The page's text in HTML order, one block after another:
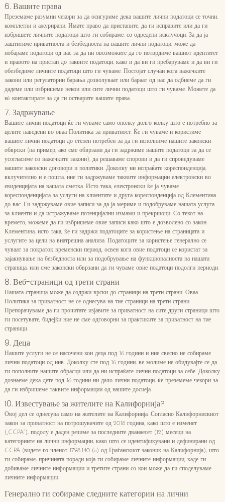
6. Вашите права
Преземаме разумни чекори за да осигуриме дека вашите лични податоци се точни,
комплетни и ажурирани. Имате право да пристапите, да ги исправите или да ги
избришете личните податоци што ги собираме, со одредени исклучоци. За да ја
заштитиме приватноста и безбедноста на вашите лични податоци, може да
побараме податоци од вас за да ни овозможите да го потврдиме вашиот идентитет
и правото на пристап до таквите податоци, како и да ви ги пребаруваме и да ви ги
обезбедиме личните податоци што ги чуваме. Постојат случаи кога важечките
закони или регулаторни барања дозволуваат или бараат од нас да одбиеме да ги
дадеме или избришеме некои или сите лични податоци што ги чуваме. Можете да
нè контактирате за да ги остварите вашите права.
7. Задржување
Вашите лични податоци ќе ги чуваме само онолку долго колку што е потребно за
целите наведени во оваа Политика за приватност. Ќе ги чуваме и користиме
вашите лични податоци до степен потребен за да ги исполниме нашите законски
обврски (на пример, ако сме обврзани да ги задржиме вашите податоци за да се
усогласиме со важечките закони), да решаваме спорови и да ги спроведуваме
нашите законски договори и политики. Доколку ни испраќате кореспонденција,
вклучително и е-пошта, ние ги задржуваме таквите информации електронски во
евиденцијата на вашата сметка. Исто така, електронски ќе ја чуваме
кореспонденцијата за услуги на клиентите и друга кореспонденција од Клементина
до вас. Ги задржуваме овие записи за да ја мериме и подобруваме нашата услуга
за клиенти и да истражуваме потенцијални измами и прекршоци. Со текот на
времето, можеме да ги избришеме овие записи како што е дозволено со закон.
Клементина, исто така, ќе ги задржи податоците за користење на страницата и
услугите за цели на внатрешна анализа. Податоците за користење генерално се
чуваат за пократок временски период, освен кога овие податоци се користат за
зајакнување на безбедноста или за подобрување на функционалноста на нашата
страница, или сме законски обврзани да ги чуваме овие податоци подолги периоди.
8. Веб-страници од трети страни
Нашата страница може да содржи врски до страници на трети страни. Оваа
Политика за приватност не се однесува на тие страници на трети страни.
Препорачуваме да ги прочитате изјавите за приватност на сите други страници што
ги посетувате, бидејќи ние не сме одговорни за практиките за приватност на тие
страници.
9. Деца
Нашите услуги не се насочени кон деца под 16 години и ние свесно не собираме
лични податоци од нив. Доколку сте под 16 години, ве молиме не обидувајте се да
ги пополните нашите обрасци или да ни испраќате лични податоци за себе. Доколку
дознаеме дека дете под 16 години ни дало лични податоци, ќе преземеме чекори за
да ги избришеме таквите информации од нашите досиеја.
10. Известување за жителите на Калифорнија?
Овој дел се однесува само на жителите на Калифорнија. Согласно Калифорнискиот
закон за приватност на потрошувачите од 2018 година, како што е изменет
(„CCPA“), подолу е даден резиме за последните дванаесет (12) месеци на
категориите на лични информации, како што се идентификувани и дефинирани од
CCPA (видете го членот 1798.140 (o) од Граѓанскиот законик на Калифорнија), што
ги собираме, причината поради која ги собираме личните информации, каде ги
добиваме личните информации и третите страни со кои може да ги споделуваме
личните информации.
Генерално ги собираме следните категории на лични